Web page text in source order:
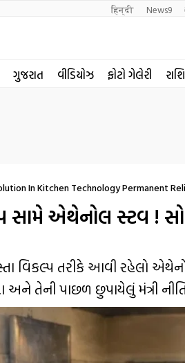
हिन्दी News9
ગુજરાત વીડિયોઝ ફોટો ગેલેરી
In Kitchen Technology Permanent
સામે એથેનોલ સ્ટવ !
વિકલ્પ તરીકે આવી રહેલો
અને તેની પાછળ છુપાયેલું મંત્રી